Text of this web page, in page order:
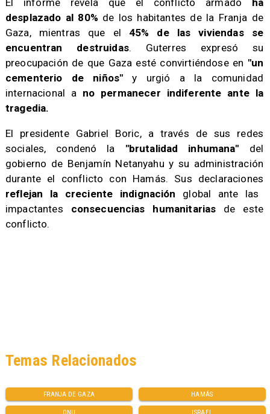
​El informe revela que el conflicto armado ha
desplazado al 80% de los habitantes de la Franja de
Gaza, mientras que el 45% de las viviendas se
encuentran destruidas. Guterres expresó su
preocupación de que Gaza esté convirtiéndose en "un
cementerio de niños" y urgió a la comunidad
internacional a no permanecer indiferente ante la
tragedia.
​El presidente Gabriel Boric, a través de sus redes
sociales, condenó la "brutalidad inhumana" del
gobierno de Benjamín Netanyahu y su administración
durante el conflicto con Hamás. Sus declaraciones
reflejan la creciente indignación global ante las
impactantes consecuencias humanitarias de este
conflicto.
FRANJA DE GAZA HAMÁS
ONU ISRAEL
Temas Relacionados